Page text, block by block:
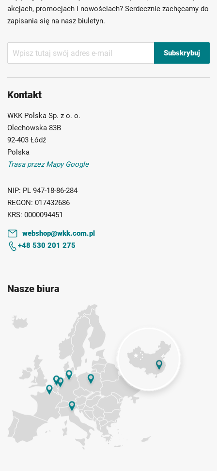
Możliwość własnego etykietowania
akcjach, promocjach i nowościach? Serdecznie zachęcamy do
zapisania się na nasz biuletyn.
nasz
Subskrybuj
Kontakt
WKK Polska Sp. z o. o.
Olechowska 83B
92-403 Łódź
Polska
Trasa przez Mapy Google
NIP: PL 947-18-86-284
REGON: 017432686
KRS: 0000094451
webshop@wkk.com.pl
+48 530 201 275
Nasze biura